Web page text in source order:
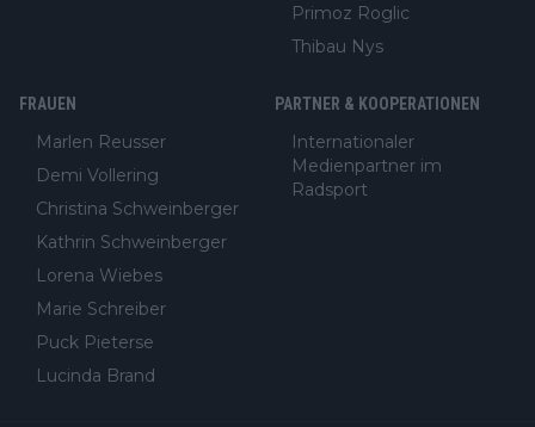
Primoz Roglic
Thibau Nys
FRAUEN
Marlen Reusser
Demi Vollering
Christina Schweinberger
Kathrin Schweinberger
Lorena Wiebes
Marie Schreiber
Puck Pieterse
Lucinda Brand
PARTNER & KOOPERATIONEN
Internationaler
Medienpartner im
Radsport